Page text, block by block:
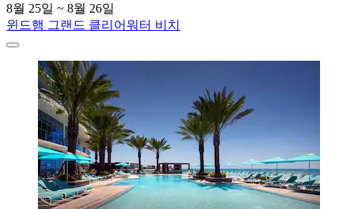
8월 25일 ~ 8월 26일
윈드햄 그랜드 클리어워터 비치